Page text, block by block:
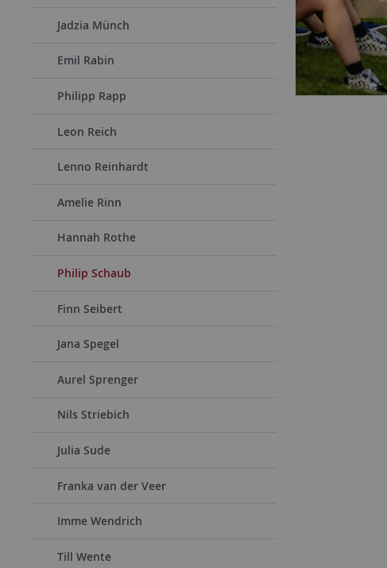
Jadzia Münch
Emil Rabin
Philipp Rapp
Leon Reich
Lenno Reinhardt
Amelie Rinn
Hannah Rothe
Philip Schaub
Finn Seibert
Jana Spegel
Aurel Sprenger
Nils Striebich
Julia Sude
Franka van der Veer
Imme Wendrich
Till Wente